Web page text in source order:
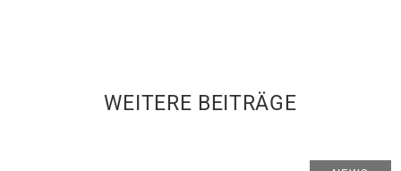
WEITERE BEITRÄGE